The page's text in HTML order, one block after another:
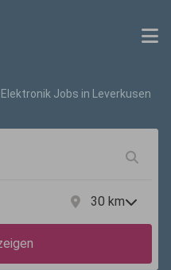
Elektronik Jobs in Leverkusen
30 km